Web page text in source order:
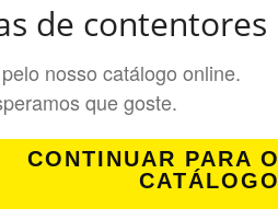
de contentores
nosso catálogo online.
que goste.
CONTINUAR PARA O
CATÁLOGO